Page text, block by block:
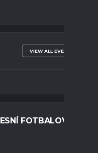
VIEW ALL EVENTS
FOTBALOVÁ